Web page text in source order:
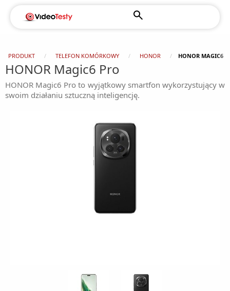
PRODUKT TELEFON KOMÓRKOWY HONOR HONOR MAGIC6
HONOR Magic6 Pro
HONOR Magic6 Pro to wyjątkowy smartfon wykorzystujący w
swoim działaniu sztuczną inteligencję.